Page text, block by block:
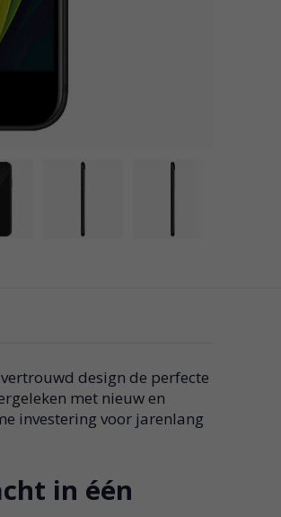
design de perfecte
met nieuw en
investering voor jarenlang
in één